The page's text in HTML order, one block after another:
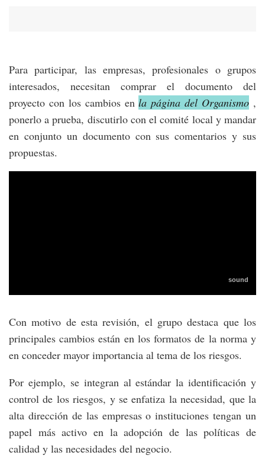
Para participar, las empresas, profesionales o grupos
interesados, necesitan comprar el documento del
proyecto con los cambios enla página del Organismo ,
ponerlo a prueba, discutirlo con el comité local y mandar
en conjunto un documento con sus comentarios y sus
propuestas.
Con motivo de esta revisión, el grupo destaca que los
principales cambios están en los formatos de la norma y
en conceder mayor importancia al tema de los riesgos.
Por ejemplo, se integran al estándar la identificación y
control de los riesgos, y se enfatiza la necesidad, que la
alta dirección de las empresas o instituciones tengan un
papel más activo en la adopción de las políticas de
calidad y las necesidades del negocio.